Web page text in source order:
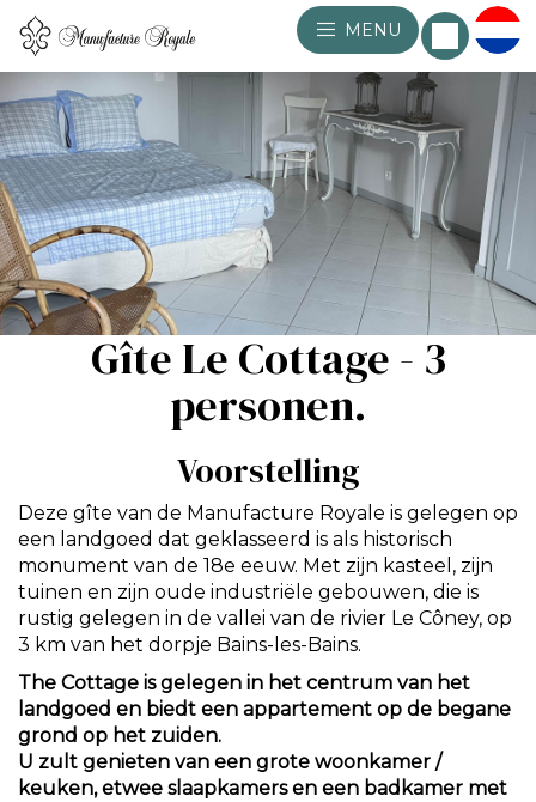
MENU
Gîte Le Cottage - 3
personen.
Voorstelling
Deze gîte van de Manufacture Royale is gelegen op
een landgoed dat geklasseerd is als historisch
monument van de 18e eeuw. Met zijn kasteel, zijn
tuinen en zijn oude industriële gebouwen, die is
rustig gelegen in de vallei van de rivier Le Côney, op
3 km van het dorpje Bains-les-Bains.
The Cottage is gelegen in het centrum van het
landgoed en biedt een appartement op de begane
grond op het zuiden.
U zult genieten van een grote woonkamer /
keuken, etwee slaapkamers en een badkamer met